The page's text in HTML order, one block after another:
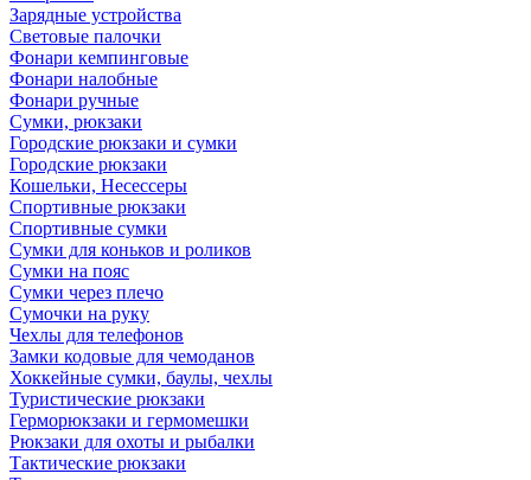
Зарядные устройства
Световые палочки
Фонари кемпинговые
Фонари налобные
Фонари ручные
Сумки, рюкзаки
Городские рюкзаки и сумки
Городские рюкзаки
Кошельки, Несессеры
Спортивные рюкзаки
Спортивные сумки
Сумки для коньков и роликов
Сумки на пояс
Сумки через плечо
Сумочки на руку
Чехлы для телефонов
Замки кодовые для чемоданов
Хоккейные сумки, баулы, чехлы
Туристические рюкзаки
Герморюкзаки и гермомешки
Рюкзаки для охоты и рыбалки
Тактические рюкзаки